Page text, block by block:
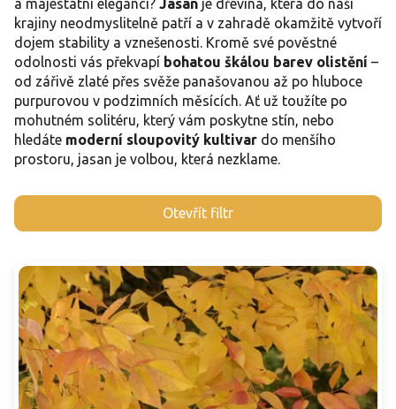
krajiny neodmyslitelně patří a v zahradě okamžitě vytvoří
dojem stability a vznešenosti. Kromě své pověstné
odolnosti vás překvapí bohatou škálou barev olistění –
od zářivě zlaté přes svěže panašovanou až po hluboce
purpurovou v podzimních měsících. Ať už toužíte po
mohutném solitéru, který vám poskytne stín, nebo
hledáte moderní sloupovitý kultivar do menšího
prostoru, jasan je volbou, která nezklame.
Otevřít filtr
V
ý
p
r
o
d
u
k